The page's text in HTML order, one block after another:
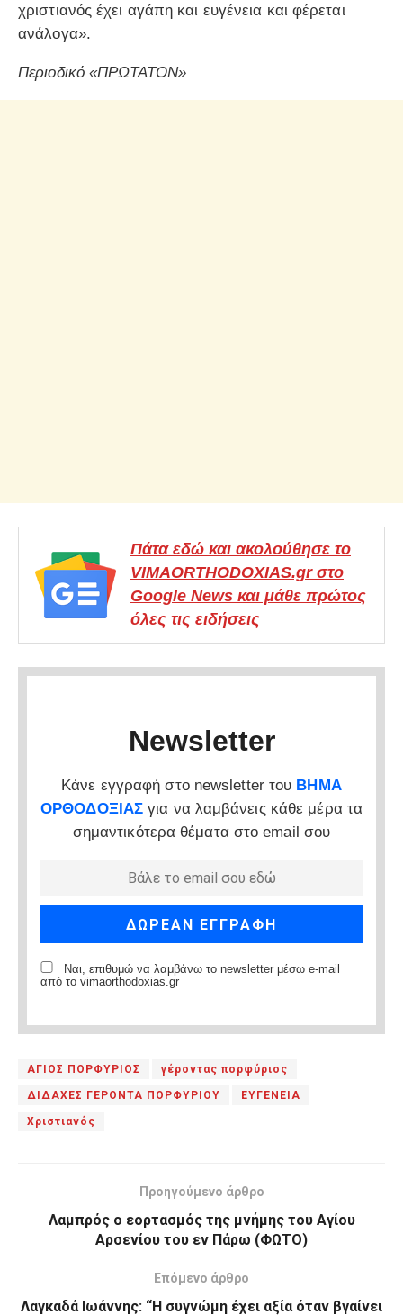
χριστιανός έχει αγάπη και ευγένεια και φέρεται
ανάλογα».
Περιοδικό «ΠΡΩΤΑΤΟΝ»
Πάτα εδώ και ακολούθησε το
VIMAORTHODOXIAS.gr στο
Google News και μάθε πρώτος
όλες τις ειδήσεις
Newsletter
Κάνε εγγραφή στο newsletter του ΒΗΜΑ
ΟΡΘΟΔΟΞΙΑΣ για να λαμβάνεις κάθε μέρα τα
σημαντικότερα θέματα στο email σου
Ναι, επιθυμώ να λαμβάνω το newsletter μέσω e-mail
από το vimaorthodoxias.gr
ΑΓΙΟΣ ΠΟΡΦΥΡΙΟΣ γέροντας πορφύριος
ΔΙΔΑΧΕΣ ΓΕΡΟΝΤΑ ΠΟΡΦΥΡΙΟΥ ΕΥΓΕΝΕΙΑ
Χριστιανός
Προηγούμενο άρθρο
Λαμπρός ο εορτασμός της μνήμης του Αγίου
Αρσενίου του εν Πάρω (ΦΩΤΟ)
Επόμενο άρθρο
Λαγκαδά Ιωάννης: “Η συγνώμη έχει αξία όταν βγαίνει